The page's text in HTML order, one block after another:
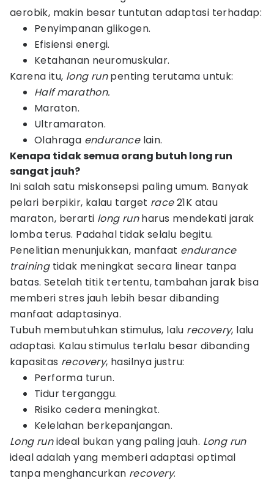
aerobik, makin besar tuntutan adaptasi terhadap:
Penyimpanan glikogen.
Efisiensi energi.
Ketahanan neuromuskular.
Karena itu, long runpenting terutama untuk:
Half marathon.
Maraton.
Ultramaraton.
Olahraga endurancelain.
Kenapa tidak semua orang butuh long run
sangat jauh?
Ini salah satu miskonsepsi paling umum. Banyak
pelari berpikir, kalau target race21K atau
maraton, berarti long runharus mendekati jarak
lomba terus. Padahal tidak selalu begitu.
Penelitian menunjukkan, manfaat endurance
trainingtidak meningkat secara linear tanpa
batas. Setelah titik tertentu, tambahan jarak bisa
memberi stres jauh lebih besar dibanding
manfaat adaptasinya.
Tubuh membutuhkan stimulus, lalu recovery, lalu
adaptasi. Kalau stimulus terlalu besar dibanding
kapasitas recovery, hasilnya justru:
Performa turun.
Tidur terganggu.
Risiko cedera meningkat.
Kelelahan berkepanjangan.
Long runideal bukan yang paling jauh. Long run
ideal adalah yang memberi adaptasi optimal
tanpa menghancurkan recovery.